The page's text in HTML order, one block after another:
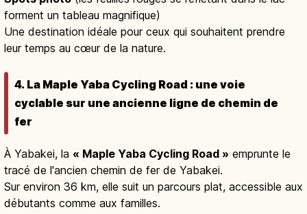
forment un tableau magnifique)
Une destination idéale pour ceux qui souhaitent prendre
leur temps au cœur de la nature.
4. La Maple Yaba Cycling Road : une voie
cyclable sur une ancienne ligne de chemin de
fer
À Yabakei, la « Maple Yaba Cycling Road » emprunte le
tracé de l'ancien chemin de fer de Yabakei.
Sur environ 36 km, elle suit un parcours plat, accessible aux
débutants comme aux familles.